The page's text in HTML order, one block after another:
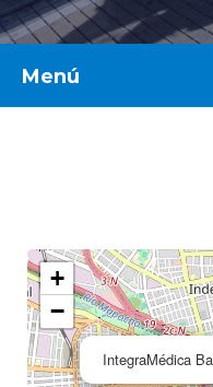
Mi
Menú
Galería
Horarios
IntegraMédica
+
−